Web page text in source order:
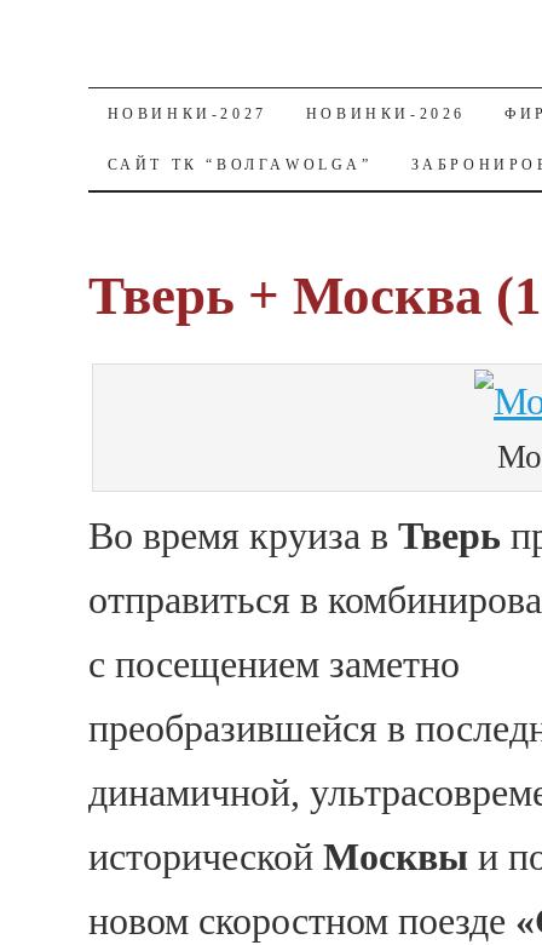
SKIP TO CONTENT
НОВИНКИ-2027 НОВИНКИ-2026
САЙТ ТК “ВОЛГАWOLGA”
Тверь + Москва
Во время круиза в Тверь
отправиться в
с посещением заметно
преобразившейся в
динамичной,
исторической Москвыи
новом скоростном поезде
Елизавета
Добрый день!